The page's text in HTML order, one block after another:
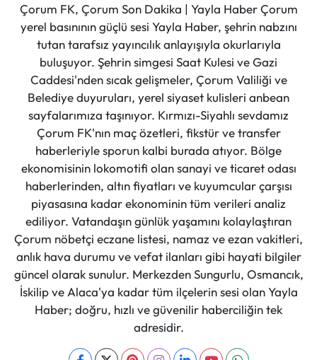
Çorum FK, Çorum Son Dakika | Yayla Haber Çorum
yerel basınının güçlü sesi Yayla Haber, şehrin nabzını
tutan tarafsız yayıncılık anlayışıyla okurlarıyla
buluşuyor. Şehrin simgesi Saat Kulesi ve Gazi
Caddesi'nden sıcak gelişmeler, Çorum Valiliği ve
Belediye duyuruları, yerel siyaset kulisleri anbean
sayfalarımıza taşınıyor. Kırmızı-Siyahlı sevdamız
Çorum FK'nın maç özetleri, fikstür ve transfer
haberleriyle sporun kalbi burada atıyor. Bölge
ekonomisinin lokomotifi olan sanayi ve ticaret odası
haberlerinden, altın fiyatları ve kuyumcular çarşısı
piyasasına kadar ekonominin tüm verileri analiz
ediliyor. Vatandaşın günlük yaşamını kolaylaştıran
Çorum nöbetçi eczane listesi, namaz ve ezan vakitleri,
anlık hava durumu ve vefat ilanları gibi hayati bilgiler
güncel olarak sunulur. Merkezden Sungurlu, Osmancık,
İskilip ve Alaca'ya kadar tüm ilçelerin sesi olan Yayla
Haber; doğru, hızlı ve güvenilir haberciliğin tek
adresidir.